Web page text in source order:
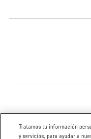
Tratamos tu información
y servicios, para ayudar a